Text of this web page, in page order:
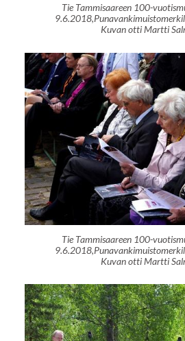
Tie Tammisaareen 100-
Kuvan otti Martti
Tie Tammisaareen 100-
Kuvan otti Martti